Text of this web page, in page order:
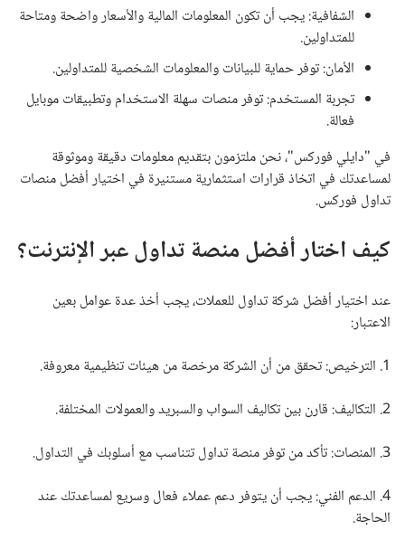
الشفافية: يجب أن تكون المعلومات المالية والأسعار واضحة ومتاحة
للمتداولين.
الأمان: توفر حماية للبيانات والمعلومات الشخصية للمتداولين.
تجربة المستخدم: توفر منصات سهلة الاستخدام وتطبيقات موبايل
فعالة.
في "دايلي فوركس"، نحن ملتزمون بتقديم معلومات دقيقة وموثوقة
لمساعدتك في اتخاذ قرارات استثمارية مستنيرة في اختيار أفضل منصات
تداول فوركس.
كيف اختار أفضل منصة تداول عبر الإنترنت؟
عند اختيار أفضل شركة تداول للعملات، يجب أخذ عدة عوامل بعين
الاعتبار:
1. الترخيص: تحقق من أن الشركة مرخصة من هيئات تنظيمية معروفة.
2. التكاليف: قارن بين تكاليف السواب والسبريد والعمولات المختلفة.
3. المنصات: تأكد من توفر منصة تداول تتناسب مع أسلوبك في التداول.
4. الدعم الفني: يجب أن يتوفر دعم عملاء فعال وسريع لمساعدتك عند
الحاجة.